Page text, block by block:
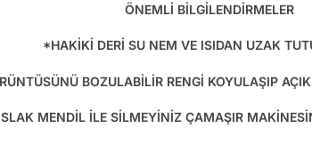
ÖNEMLİ BİLGİLENDİRMELER
*HAKİKİ DERİ SU NEM VE ISIDAN UZAK
BOZULABİLİR RENGİ KOYULAŞIP
MENDİL İLE SİLMEYİNİZ ÇAMAŞIR